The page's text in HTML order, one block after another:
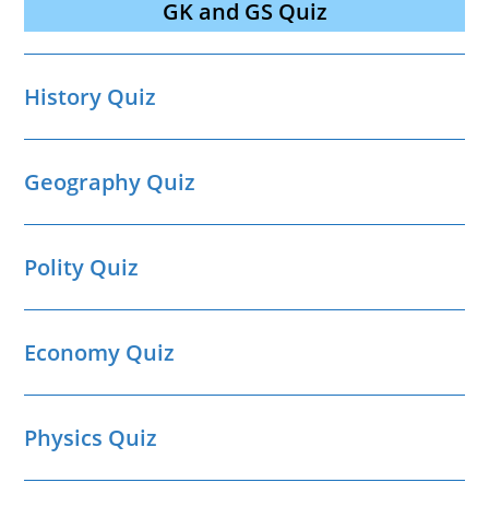
GK and GS Quiz
History Quiz
Geography Quiz
Polity Quiz
Economy Quiz
Physics Quiz